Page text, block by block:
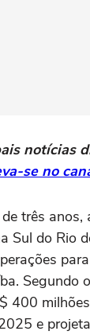
notícias
se no
três anos,
Sul do Rio
Segundo
400
e